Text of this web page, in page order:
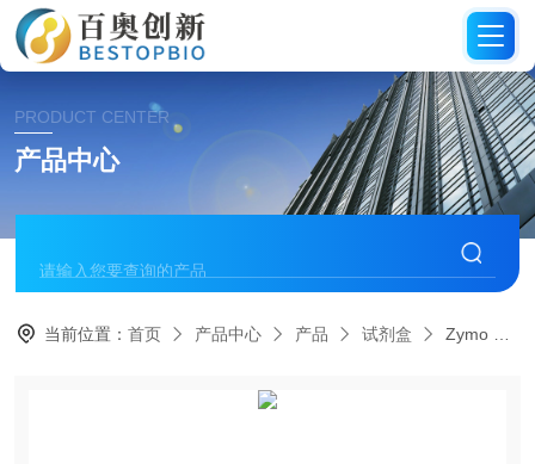
PRODUCT CENTER
产品中心
当前位置：首页 产品中心 产品 试剂盒 Zymo RNA纯化和浓缩试剂盒